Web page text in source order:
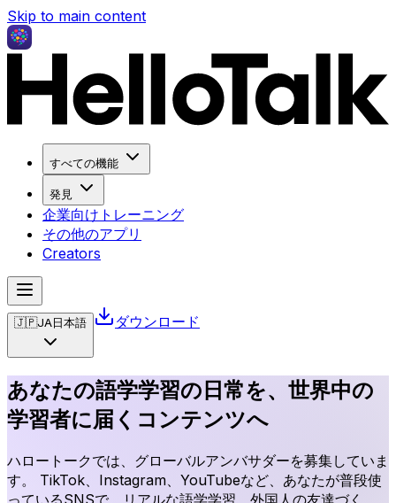
Skip to main content
すべての機能
発見
企業向けトレーニング
その他のアプリ
Creators
🇯🇵JA日本語 ダウンロード
あなたの語学学習の日常を、世界中の
学習者に届くコンテンツへ
ハロートークでは、グローバルアンバサダーを募集していま
す。 TikTok、Instagram、YouTubeなど、あなたが普段使
っているSNSで、リアルな語学学習、外国人の友達づく